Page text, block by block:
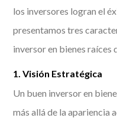
los inversores logran el
presentamos tres
inversor en bienes raíces
1. Visión Estratégica
Un buen inversor en
más allá de la apariencia